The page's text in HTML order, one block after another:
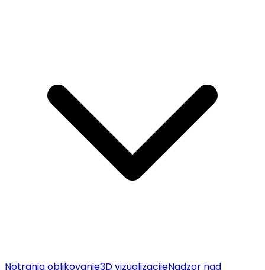
Notranja oblikovanje3D vizualizacijeNadzor nad